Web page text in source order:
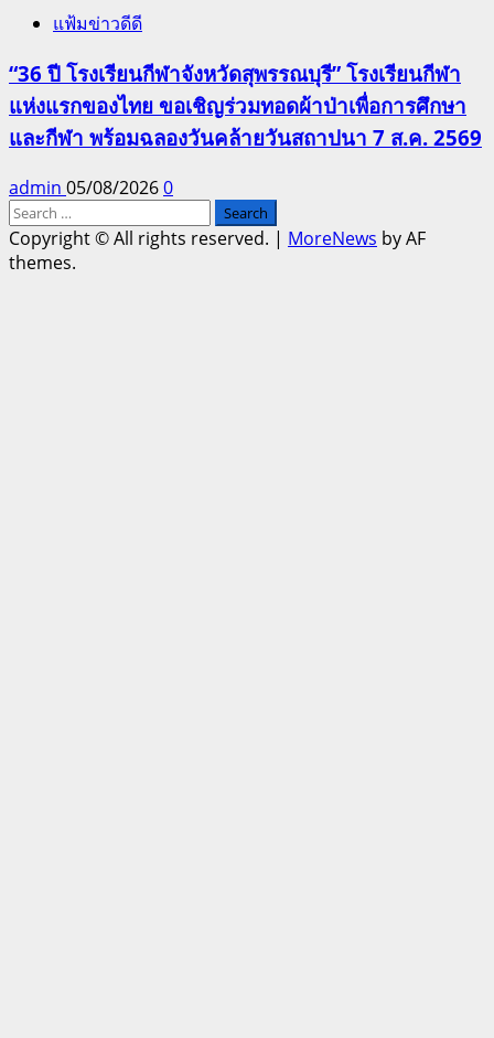
แฟ้มข่าวดีดี
“36 ปี โรงเรียนกีฬาจังหวัดสุพรรณบุรี” โรงเรียนกีฬา
แห่งแรกของไทย ขอเชิญร่วมทอดผ้าป่าเพื่อการศึกษา
และกีฬา พร้อมฉลองวันคล้ายวันสถาปนา 7 ส.ค. 2569
admin 05/08/20260
Search
for:
Copyright © All rights reserved. | MoreNews by AF
themes.